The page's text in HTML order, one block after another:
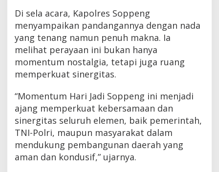
Di sela acara, Kapolres Soppeng
menyampaikan pandangannya dengan nada
yang tenang namun penuh makna. Ia
melihat perayaan ini bukan hanya
momentum nostalgia, tetapi juga ruang
memperkuat sinergitas.
“Momentum Hari Jadi Soppeng ini menjadi
ajang memperkuat kebersamaan dan
sinergitas seluruh elemen, baik pemerintah,
TNI-Polri, maupun masyarakat dalam
mendukung pembangunan daerah yang
aman dan kondusif,” ujarnya.